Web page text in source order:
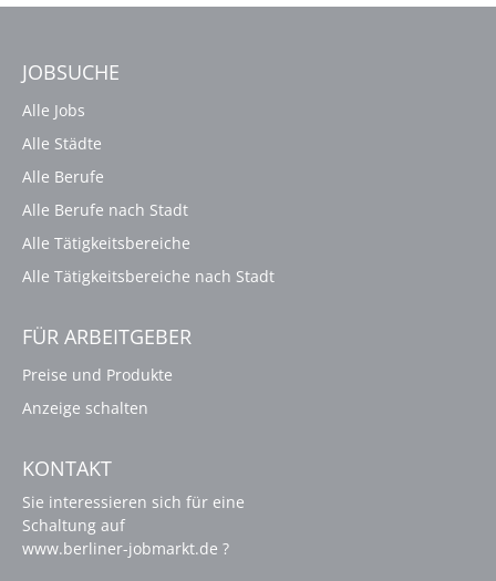
JOBSUCHE
Alle Jobs
Alle Städte
Alle Berufe
Alle Berufe nach Stadt
Alle Tätigkeitsbereiche
Alle Tätigkeitsbereiche nach Stadt
FÜR ARBEITGEBER
Preise und Produkte
Anzeige schalten
KONTAKT
Sie interessieren sich für eine
Schaltung auf
www.berliner-jobmarkt.de ?